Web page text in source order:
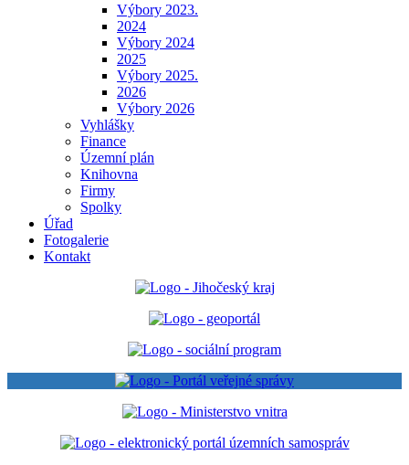
Výbory 2023.
2024
Výbory 2024
2025
Výbory 2025.
2026
Výbory 2026
Vyhlášky
Finance
Územní plán
Knihovna
Firmy
Spolky
Úřad
Fotogalerie
Kontakt